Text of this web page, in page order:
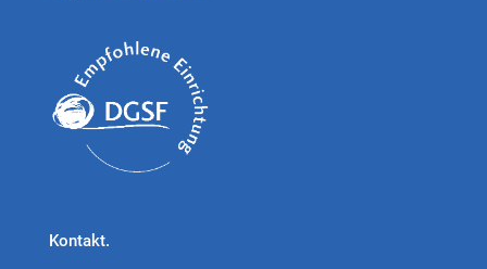
Kontakt.